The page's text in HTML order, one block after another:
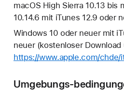
macOS High Sierra 10.13 bis
10.14.6 mit iTunes 12.9 oder
Windows 10 oder neuer mit
neuer (kostenloser Download
https://www.apple.com/chde/
Umgebungs-